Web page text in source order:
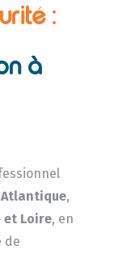
:
à
,
et Loire, en
de